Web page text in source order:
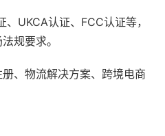
、UKCA认证、FCC认证等，
规要求。
册、物流解决方案、跨境电商